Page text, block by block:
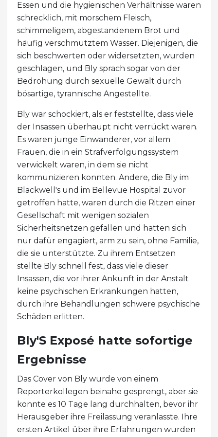
Essen und die hygienischen Verhältnisse waren
schrecklich, mit morschem Fleisch,
schimmeligem, abgestandenem Brot und
häufig verschmutztem Wasser. Diejenigen, die
sich beschwerten oder widersetzten, wurden
geschlagen, und Bly sprach sogar von der
Bedrohung durch sexuelle Gewalt durch
bösartige, tyrannische Angestellte.
Bly war schockiert, als er feststellte, dass viele
der Insassen überhaupt nicht verrückt waren.
Es waren junge Einwanderer, vor allem
Frauen, die in ein Strafverfolgungssystem
verwickelt waren, in dem sie nicht
kommunizieren konnten. Andere, die Bly im
Blackwell's und im Bellevue Hospital zuvor
getroffen hatte, waren durch die Ritzen einer
Gesellschaft mit wenigen sozialen
Sicherheitsnetzen gefallen und hatten sich
nur dafür engagiert, arm zu sein, ohne Familie,
die sie unterstützte. Zu ihrem Entsetzen
stellte Bly schnell fest, dass viele dieser
Insassen, die vor ihrer Ankunft in der Anstalt
keine psychischen Erkrankungen hatten,
durch ihre Behandlungen schwere psychische
Schäden erlitten.
Bly'S Exposé hatte sofortige
Ergebnisse
Das Cover von Bly wurde von einem
Reporterkollegen beinahe gesprengt, aber sie
konnte es 10 Tage lang durchhalten, bevor ihr
Herausgeber ihre Freilassung veranlasste. Ihre
ersten Artikel über ihre Erfahrungen wurden